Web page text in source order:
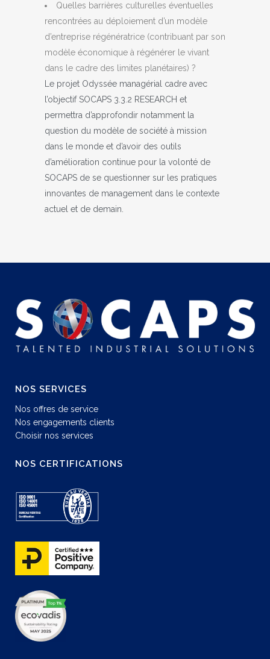
Quelles barrières culturelles éventuelles
rencontrées au déploiement d’un modèle
d’entreprise régénératrice (contribuant par son
modèle économique à régénérer le vivant
dans le cadre des limites planétaires) ?
Le projet Odyssée managérial cadre avec
l’objectif SOCAPS 3.3.2 RESEARCH et
permettra d’approfondir notamment la
question du modèle de société à mission
dans le monde et d’avoir des outils
d’amélioration continue pour la volonté de
SOCAPS de se questionner sur les pratiques
innovantes de management dans le contexte
actuel et de demain.
NOS SERVICES
Nos offres de service
Nos engagements clients
Choisir nos services
NOS CERTIFICATIONS